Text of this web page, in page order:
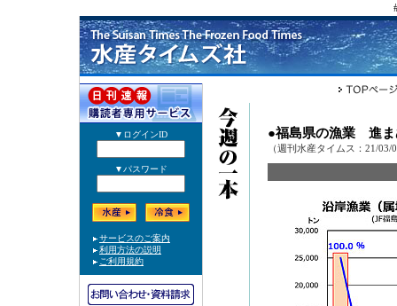
●福島県の漁業 進
（週刊水産タイムス：21/03/